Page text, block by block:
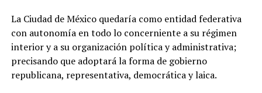
La Ciudad de México quedaría como entidad federativa
con autonomía en todo lo concerniente a su régimen
interior y a su organización política y administrativa;
precisando que adoptará la forma de gobierno
republicana, representativa, democrática y laica.